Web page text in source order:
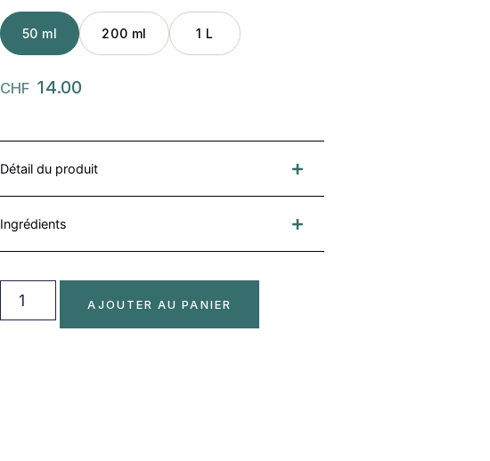
50 ml 200 ml 1 L
CHF 14.00
Détail du produit
Ingrédients
AJOUTER AU PANIER